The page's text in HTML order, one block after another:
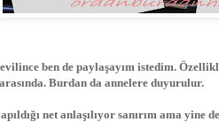
ben de paylaşayım istedim.
Burdan da annelere duyurulur.
net anlaşılıyor sanırım ama yine